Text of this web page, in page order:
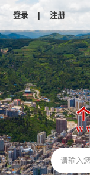
登录 | 注册